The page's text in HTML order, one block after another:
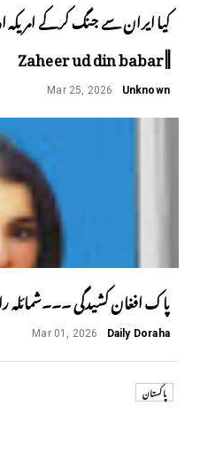
کیا ایران سے جنگ کرکے
||Zaheer ud din babar
Unknown
Mar 25, 2026
پاک افغان کشیدگی ۔۔۔شمائلہ
Daily Doraha
Mar 01, 2026
پاکستان